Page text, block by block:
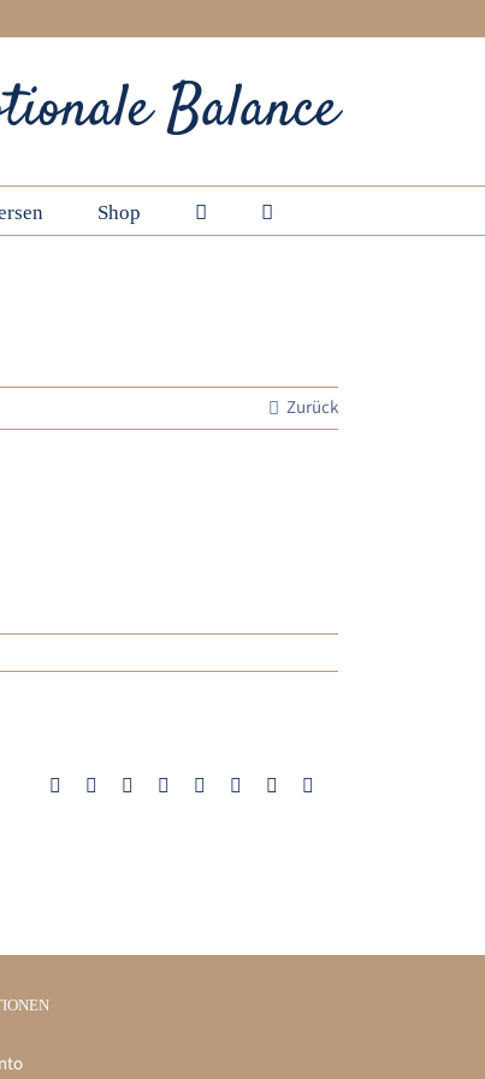
Balance
Shop
Zurück
Facebook Reddit LinkedIn
TumblrPinterest